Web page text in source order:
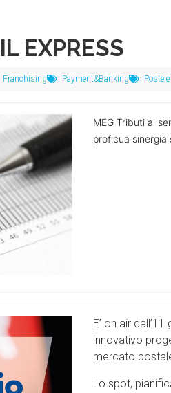
EXPRESS
Franchising Payment&Banking Poste
MEG Tributi al
proficua
E’ on air
innovativo
mercato
Lo spot,